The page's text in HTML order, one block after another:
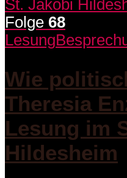
Folge 68
Lesung
Wie
Theresia
Lesung im
Hildesheim